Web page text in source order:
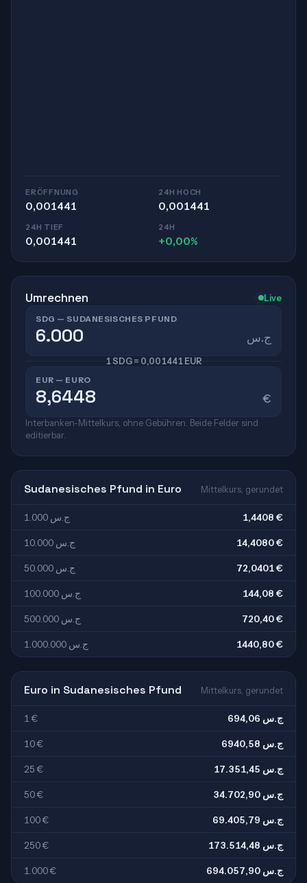
ERÖFFNUNG
0,001441
24H HOCH
0,001441
24H TIEF
0,001441
24H
+0,00%
Umrechnen Live
SDG — SUDANESISCHES PFUND
ج.س
1 SDG = 0,001441 EUR
EUR — EURO
€
Interbanken-Mittelkurs, ohne Gebühren. Beide Felder sind
editierbar.
Sudanesisches Pfund in Euro Mittelkurs, gerundet
1.000 ج.س 1,4408 €
10.000 ج.س 14,4080 €
50.000 ج.س 72,0401 €
100.000 ج.س 144,08 €
500.000 ج.س 720,40 €
1.000.000 ج.س 1440,80 €
Euro in Sudanesisches Pfund Mittelkurs, gerundet
1 € 694,06 ج.س
10 € 6940,58 ج.س
25 € 17.351,45 ج.س
50 € 34.702,90 ج.س
100 € 69.405,79 ج.س
250 € 173.514,48 ج.س
1.000 € 694.057,90 ج.س